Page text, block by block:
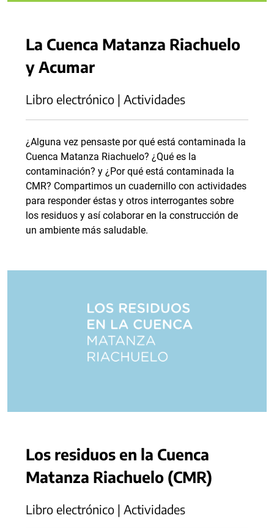
La Cuenca Matanza Riachuelo
y Acumar
Libro electrónico | Actividades
¿Alguna vez pensaste por qué está contaminada la
Cuenca Matanza Riachuelo? ¿Qué es la
contaminación? y ¿Por qué está contaminada la
CMR? Compartimos un cuadernillo con actividades
para responder éstas y otros interrogantes sobre
los residuos y así colaborar en la construcción de
un ambiente más saludable.
Los residuos en la Cuenca
Matanza Riachuelo (CMR)
Libro electrónico | Actividades